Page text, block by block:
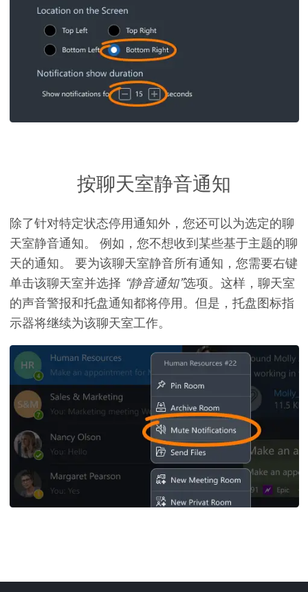
按聊天室静音通知
除了针对特定状态停用通知外，您还可以为选定的聊
天室静音通知。 例如，您不想收到某些基于主题的聊
天的通知。 要为该聊天室静音所有通知，您需要右键
单击该聊天室并选择 “静音通知”选项。这样， 聊天室
的声音警报和托盘通知都将停用。但是， 托盘图标指
示器将继续为该聊天室工作。